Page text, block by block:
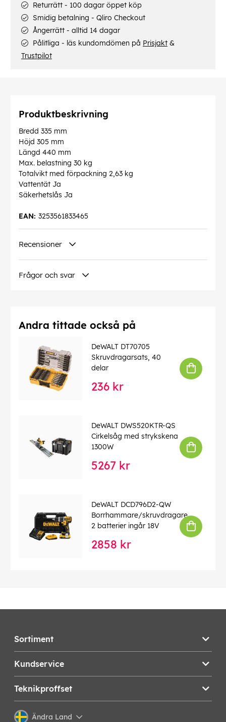
Returrätt - 100 dagar öppet köp
Smidig betalning - Qliro Checkout
Ångerrätt - alltid 14 dagar
Pålitliga - läs kundomdömen på Prisjakt &
Trustpilot
Produktbeskrivning
Bredd 335 mm
Höjd 305 mm
Längd 440 mm
Max. belastning 30 kg
Totalvikt med förpackning 2,63 kg
Vattentät Ja
Säkerhetslås Ja
3253561833465
EAN:
Recensioner
Frågor och svar
Andra tittade också på
DeWALT DT70705
Skruvdragarsats, 40
delar
236 kr
DeWALT DWS520KTR-QS
Cirkelsåg med strykskena
1300W
5267 kr
DeWALT DCD796D2-QW
Borrhammare/skruvdragare
2 batterier ingår 18V
2858 kr
Sortiment
Kundservice
Teknikproffset
Ändra Land